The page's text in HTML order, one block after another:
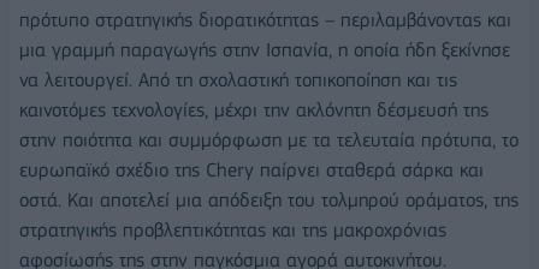
πρότυπο στρατηγικής διορατικότητας – περιλαμβάνοντας και
μια γραμμή παραγωγής στην Ισπανία, η οποία ήδη ξεκίνησε
να λειτουργεί. Από τη σχολαστική τοπικοποίηση και τις
καινοτόμες τεχνολογίες, μέχρι την ακλόνητη δέσμευσή της
στην ποιότητα και συμμόρφωση με τα τελευταία πρότυπα, το
ευρωπαϊκό σχέδιο της Chery παίρνει σταθερά σάρκα και
οστά. Και αποτελεί μια απόδειξη του τολμηρού οράματος, της
στρατηγικής προβλεπτικότητας και της μακροχρόνιας
αφοσίωσής της στην παγκόσμια αγορά αυτοκινήτου.